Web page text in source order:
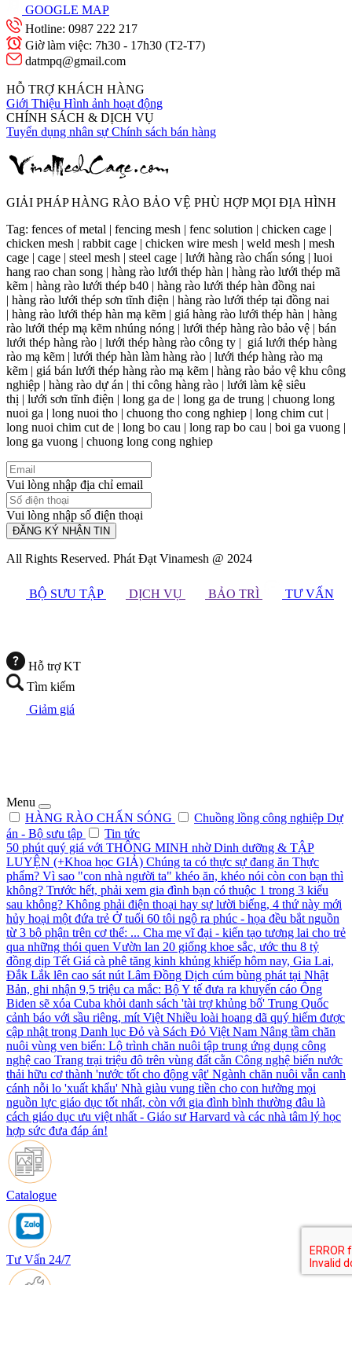
GOOGLE MAP
Hotline: 0987 222 217
Giờ làm việc: 7h30 - 17h30 (T2-T7)
datmpq@gmail.com
HỖ TRỢ KHÁCH HÀNG
Giới Thiệu Hình ảnh hoạt động
CHÍNH SÁCH & DỊCH VỤ
Tuyển dụng nhân sự Chính sách bán hàng
GIẢI PHÁP HÀNG RÀO BẢO VỆ PHÙ HỢP MỌI ĐỊA HÌNH
Tag: fences of metal | fencing mesh | fenc solution | chicken cage |
chicken mesh | rabbit cage | chicken wire mesh | weld mesh | mesh
cage | cage | steel mesh | steel cage | lưới hàng rào chấn sóng | luoi
hang rao chan song | hàng rào lưới thép hàn | hàng rào lưới thép mã
kẽm | hàng rào lưới thép b40 | hàng rào lưới thép hàn đồng nai
| hàng rào lưới thép sơn tĩnh điện | hàng rào lưới thép tại đồng nai
| hàng rào lưới thép hàn mạ kẽm | giá hàng rào lưới thép hàn | hàng
rào lưới thép mạ kẽm nhúng nóng | lưới thép hàng rào bảo vệ | bán
lưới thép hàng rào | lưới thép hàng rào công ty | giá lưới thép hàng
rào mạ kẽm | lưới thép hàn làm hàng rào | lưới thép hàng rào mạ
kẽm | giá bán lưới thép hàng rào mạ kẽm | hàng rào bảo vệ khu công
nghiệp | hàng rào dự án | thi công hàng rào | lưới làm kệ siêu
thị | lưới sơn tĩnh điện | long ga de | long ga de trung | chuong long
nuoi ga | long nuoi tho | chuong tho cong nghiep | long chim cut |
long nuoi chim cut de | long bo cau | long rap bo cau | boi ga vuong |
long ga vuong | chuong long cong nghiep
Vui lòng nhập địa chỉ email
Vui lòng nhập số điện thoại
ĐĂNG KÝ NHẬN TIN
All Rights Reserved. Phát Đạt Vinamesh @ 2024
BỘ SƯU TẬP DỊCH VỤ BẢO TRÌ TƯ VẤN
Hỗ trợ KT
Tìm kiếm
Giảm giá
Menu
HÀNG RÀO CHẤN SÓNG
Chuồng lồng công nghiệp Dự
án - Bộ sưu tập
Tin tức
50 phút quý giá với THÔNG MINH nhờ Dinh dưỡng & TẬP
LUYỆN (+Khoa học GIẢ) Chúng ta có thực sự đang ăn Thực
phẩm? Vì sao "con nhà người ta" khéo ăn, khéo nói còn con bạn thì
không? Trước hết, phải xem gia đình bạn có thuộc 1 trong 3 kiểu
sau không? Không phải điện thoại hay sự lười biếng, 4 thứ này mới
hủy hoại một đứa trẻ Ở tuổi 60 tôi ngộ ra phúc - họa đều bắt nguồn
từ 3 bộ phận trên cơ thể: ... Cha mẹ vĩ đại - kiến tạo tương lai cho trẻ
qua những thói quen Vườn lan 20 giống khoe sắc, ước thu 8 tỷ
đồng dịp Tết Giá cà phê tăng kinh khủng khiếp hôm nay, Gia Lai,
Đắk Lắk lên cao sát nút Lâm Đồng Dịch cúm bùng phát tại Nhật
Bản, ghi nhận 9,5 triệu ca mắc: Bộ Y tế đưa ra khuyến cáo Ông
Biden sẽ xóa Cuba khỏi danh sách 'tài trợ khủng bố' Trung Quốc
cảnh báo với sầu riêng, mít Việt Nhiều loài hoang dã quý hiếm được
cập nhật trong Danh lục Đỏ và Sách Đỏ Việt Nam Nâng tầm chăn
nuôi vùng ven biển: Lộ trình chăn nuôi tập trung ứng dụng công
nghệ cao Trang trại triệu đô trên vùng đất cằn Công nghệ biến nước
thải hữu cơ thành 'nước tốt cho động vật' Ngành chăn nuôi vẫn canh
cánh nỗi lo 'xuất khẩu' Nhà giàu vung tiền cho con hưởng mọi
nguồn lực giáo dục tốt nhất, còn với gia đình bình thường đâu là
cách giáo dục ưu việt nhất - Giáo sư Harvard và các nhà tâm lý học
hợp sức đưa đáp án!
Catalogue
Tư Vấn 24/7